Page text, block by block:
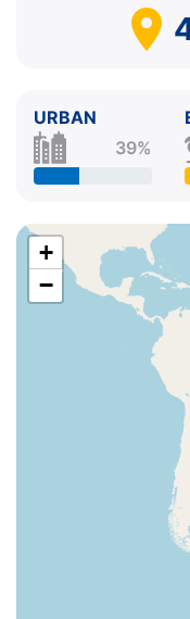
URBAN
39%
+
−